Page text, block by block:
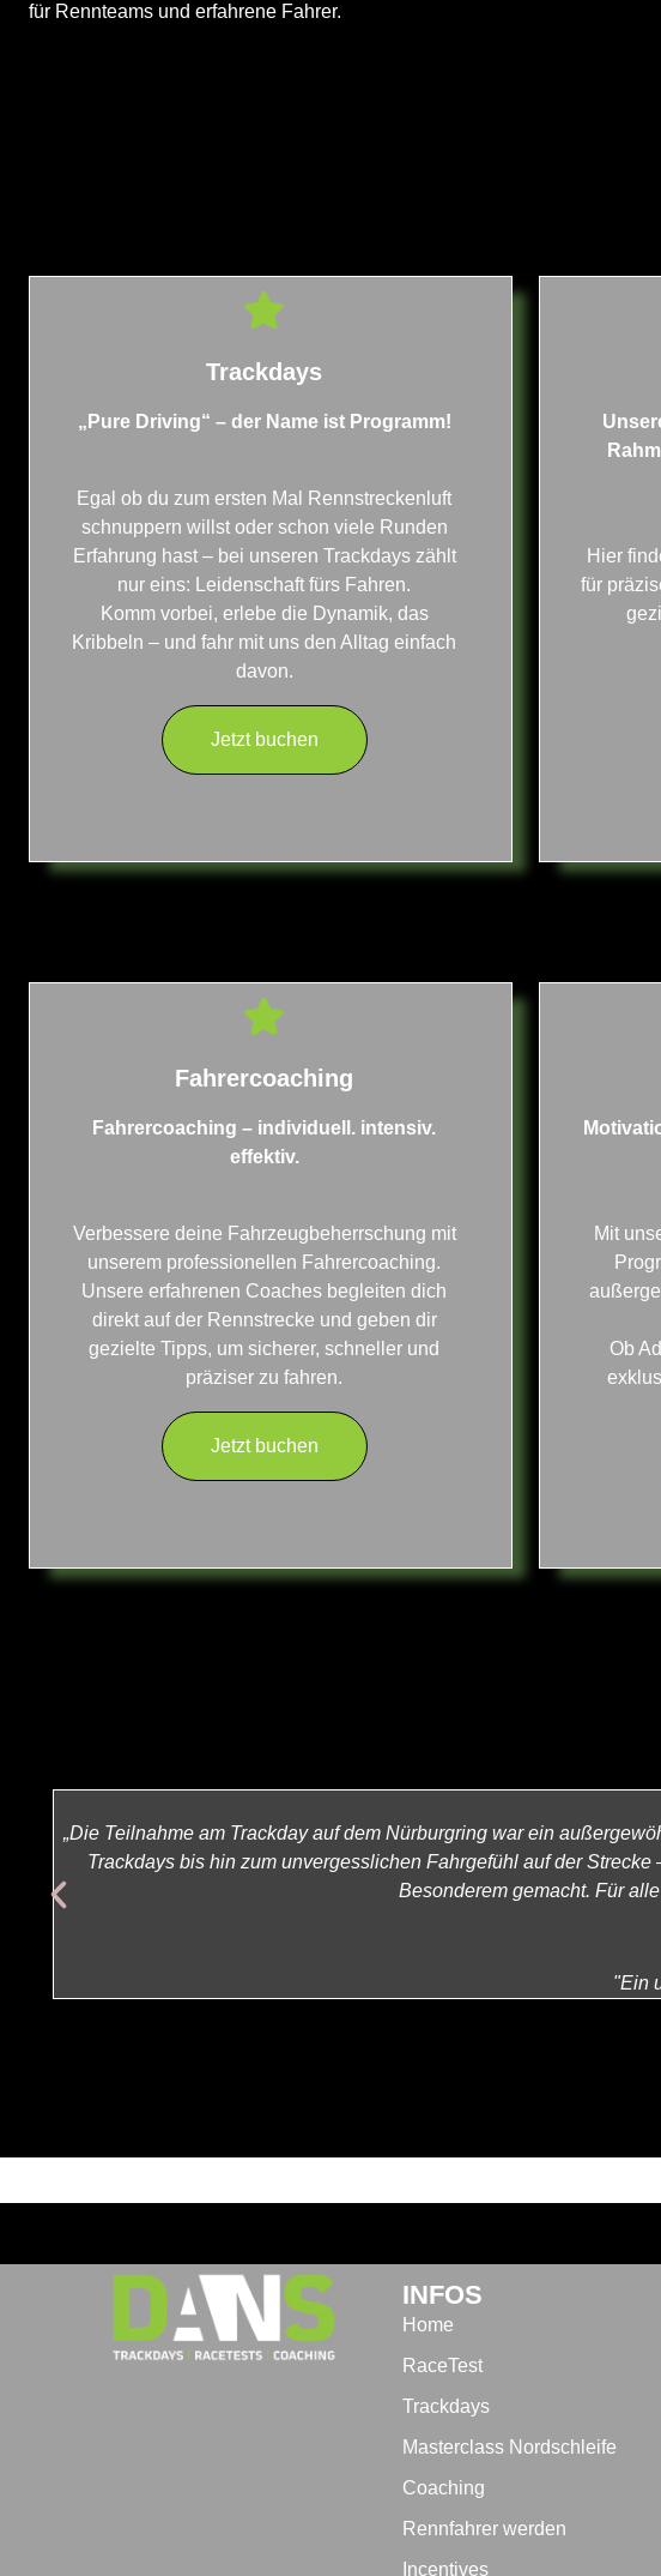
für Rennteams und erfahrene Fahrer.
Trackdays
„Pure Driving“ – der Name ist Programm!
Egal ob du zum ersten Mal Rennstreckenluft
schnuppern willst oder schon viele Runden
Erfahrung hast – bei unseren Trackdays zählt
nur eins: Leidenschaft fürs Fahren.
Komm vorbei, erlebe die Dynamik, das
Kribbeln – und fahr mit uns den Alltag einfach
davon.​
Jetzt buchen
Hier
für
Fahrercoaching
Fahrercoaching – individuell. intensiv.
effektiv.
Verbessere deine Fahrzeugbeherrschung mit
unserem professionellen Fahrercoaching.
Unsere erfahrenen Coaches begleiten dich
direkt auf der Rennstrecke und geben dir
gezielte Tipps, um sicherer, schneller und
präziser zu fahren.
Jetzt buchen
Mit
Ob
„Die Teilnahme am Trackday auf dem Nürburgring war ein
Trackdays bis hin zum unvergesslichen Fahrgefühl auf der
Besonderem gemacht. Für
"Ein
INFOS
Home
RaceTest
Trackdays
Masterclass Nordschleife
Coaching
Rennfahrer werden
Incentives